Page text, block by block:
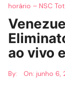
horário – NSC
ao vivo
By: On:junho 6,